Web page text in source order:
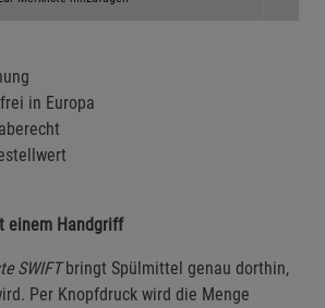
in Europa
einem Handgriff
SWIFTbringt Spülmittel genau dorthin,
Per Knopfdruck wird die Menge